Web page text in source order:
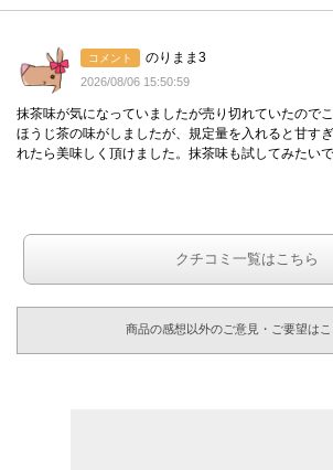
コメント のりまま3
2026/08/06 15:50:59
抹茶味が気になっていましたが売り切れていたので
ほうじ茶の味がしましたが、規定量を入れると甘す
れたら美味しく頂けました。抹茶味も試してみたいで
クチコミ一覧はこちら
商品の感想以外のご意見・ご要望は